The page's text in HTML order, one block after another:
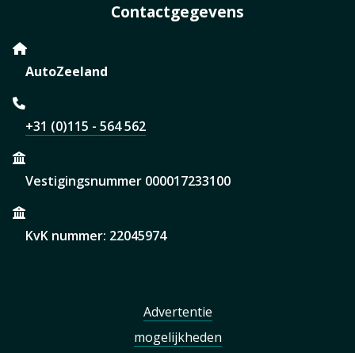
Contactgegevens
AutoZeeland
+31 (0)115 - 564 562
Vestigingsnummer 000017233100
KvK nummer: 22045974
Advertentie
mogelijkheden